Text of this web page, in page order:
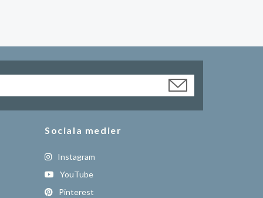
Sociala medier
Instagram
YouTube
Pinterest